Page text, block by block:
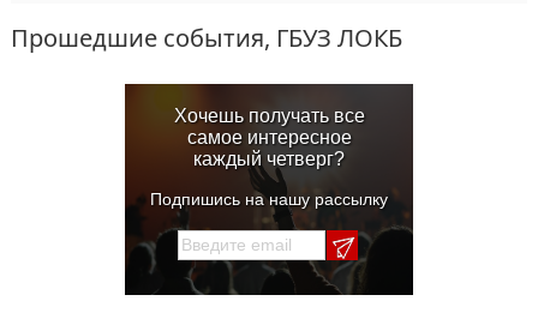
Прошедшие события, ГБУЗ ЛОКБ
Хочешь получать все
самое интересное
каждый четверг?
Подпишись на нашу рассылку